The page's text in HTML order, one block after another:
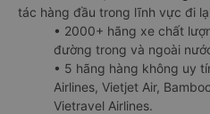
tác hàng đầu trong lĩnh vực đi
• 2000+ hãng xe chất
đường trong và ngoài
• 5 hãng hàng không uy
Airlines, Vietjet Air,
Vietravel Airlines.